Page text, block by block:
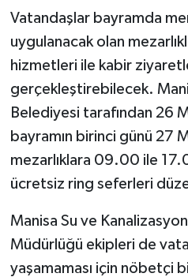
Vatandaşlar bayramda
uygulanacak olan
hizmetleri ile kabir
gerçekleştirebilecek.
Belediyesi tarafından 26
bayramın birinci günü 27
mezarlıklara 09.00 ile
ücretsiz ring seferleri
Manisa Su ve
Müdürlüğü ekipleri de
yaşamaması için nöbetçi